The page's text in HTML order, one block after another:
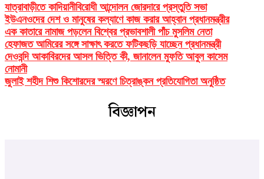
যাত্রাবাড়ীতে কাদিয়ানীবিরোধী আন্দোলন জোরদারে প্রস্তুতি সভা
ইউএনওদের দেশ ও মানুষের কল্যাণে কাজ করার আহ্বান প্রধানমন্ত্রীর
এক কাতারে নামাজ পড়লেন বিশ্বের প্রভাবশালী পাঁচ মুসলিম নেতা
হেফাজত আমিরের সঙ্গে সাক্ষাৎ করতে ফটিকছড়ি যাচ্ছেন প্রধানমন্ত্রী
দেওবন্দি আকাবিরদের আসল ভিত্তি কী, জানালেন মুফতি আবুল কাসেম
নোমানী
জুলাই শহীদ শিশু কিশোরদের স্মরণে চিত্রাঙ্কন প্রতিযোগিতা অনুষ্ঠিত
বিজ্ঞাপন